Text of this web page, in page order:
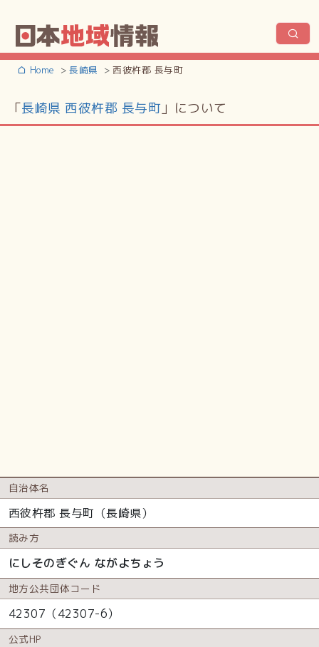
Home 長崎県 西彼杵郡 長与町
「長崎県 西彼杵郡 長与町 」について
自治体名
西彼杵郡 長与町（長崎県）
読み方
にしそのぎぐん ながよちょう
地方公共団体コード
42307（42307-6）
公式HP